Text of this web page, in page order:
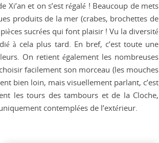
Xi’an et on s’est régalé ! Beaucoup de mets
produits de la mer (crabes, brochettes de
sucrées qui font plaisir ! Vu la diversité
à cela plus tard. En bref, c’est toute une
On retient également les nombreuses
facilement son morceau (les mouches
bien loin, mais visuellement parlant, c’est
les tours des tambours et de la Cloche,
contemplées de l’extérieur.